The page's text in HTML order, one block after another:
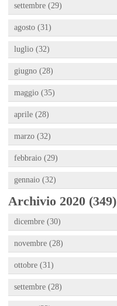
settembre (29)
agosto (31)
luglio (32)
giugno (28)
maggio (35)
aprile (28)
marzo (32)
febbraio (29)
gennaio (32)
Archivio 2020 (349)
dicembre (30)
novembre (28)
ottobre (31)
settembre (28)